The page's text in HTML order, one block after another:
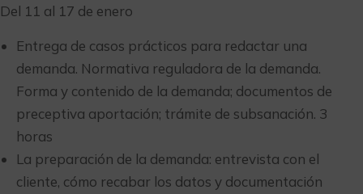
Del 11 al 17 de enero
Entrega de casos prácticos para redactar una
demanda. Normativa reguladora de la demanda.
Forma y contenido de la demanda; documentos de
preceptiva aportación; trámite de subsanación. 3
horas
La preparación de la demanda: entrevista con el
cliente, cómo recabar los datos y documentación